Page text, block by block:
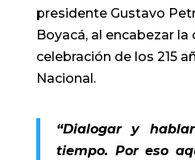
presidente Gustavo
Boyacá, al encabezar
celebración de los 215
Nacional.
“Dialogar y
tiempo. Por eso